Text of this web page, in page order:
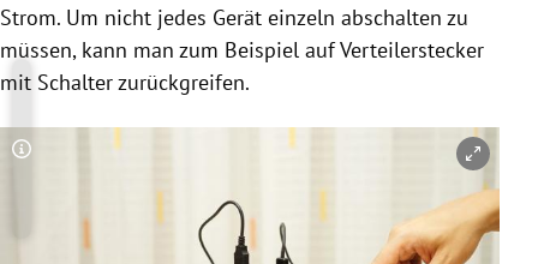
Strom. Um nicht jedes Gerät einzeln abschalten zu
müssen, kann man zum Beispiel auf Verteilerstecker
mit Schalter zurückgreifen.
Copyright-Hinweis öffnen/schließen